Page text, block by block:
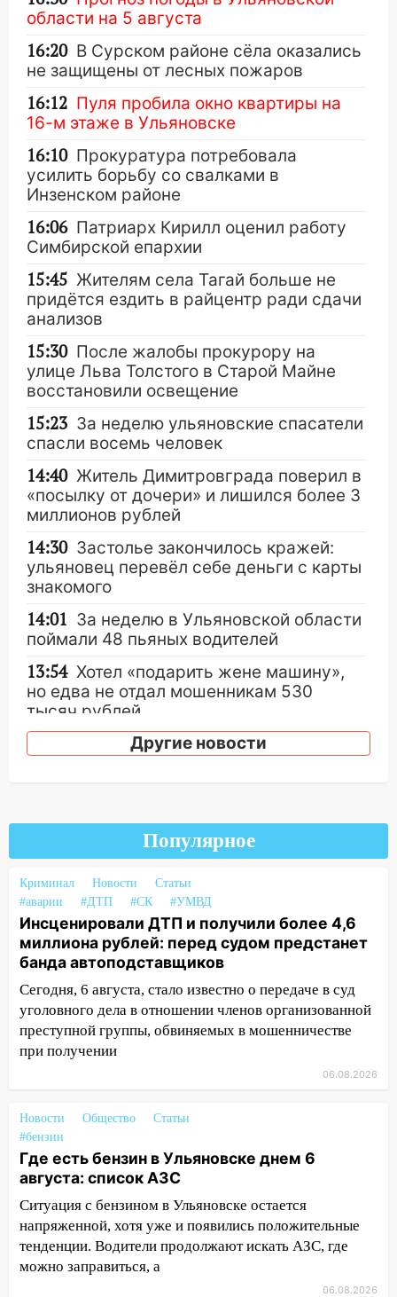
области на 5 августа
16:20 В Сурском районе сёла оказались
не защищены от лесных пожаров
16:12 Пуля пробила окно квартиры на
16-м этаже в Ульяновске
16:10 Прокуратура потребовала
усилить борьбу со свалками в
Инзенском районе
16:06 Патриарх Кирилл оценил работу
Симбирской епархии
15:45 Жителям села Тагай больше не
придётся ездить в райцентр ради сдачи
анализов
15:30 После жалобы прокурору на
улице Льва Толстого в Старой Майне
восстановили освещение
15:23 За неделю ульяновские спасатели
спасли восемь человек
14:40 Житель Димитровграда поверил в
«посылку от дочери» и лишился более 3
миллионов рублей
14:30 Застолье закончилось кражей:
ульяновец перевёл себе деньги с карты
знакомого
14:01 За неделю в Ульяновской области
поймали 48 пьяных водителей
13:54 Хотел «подарить жене машину»,
но едва не отдал мошенникам 530
тысяч рублей
Пять встреч и почти 5 млн рублей:
уступил дорогу и столкнулся с Kia:
водитель госпитализирован
13:01
В Засвияжье Skoda сбила
женщину на пешеходном переходе
12:49 В Заволжье Hyundai сбил 68-
летнюю женщину на пешеходном
12:40 В Новой Малыкле Mitsubishi сбил
велосипедиста на перекрёстке
12:21
ливня: дорожникам пришлось срочно
10:40
Ульяновске планируют открыть к
сентябрю
10:25 Курьер мошенников из Казани
забрал у пенсионерки из
Димитровграда более 1,1 млн рублей
В Заволжском районе Ульяновска
Другие новости
Популярное
Криминал Новости
Статьи
#аварии
#ДТП #СК #УМВД
Инсценировали ДТП и получили более 4,6
миллиона рублей: перед судом предстанет
банда автоподставщиков
Сегодня, 6 августа, стало известно о передаче в суд
уголовного дела в отношении членов организованной
преступной группы, обвиняемых в мошенничестве
при получении
06.08.2026
Новости Общество
Статьи
#бензин
Где есть бензин в Ульяновске днем 6
августа: список АЗС
Ситуация с бензином в Ульяновске остается
напряженной, хотя уже и появились положительные
тенденции. Водители продолжают искать АЗС, где
можно заправиться, а
06.08.2026